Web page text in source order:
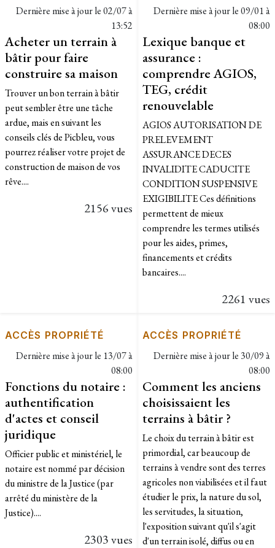
Dernière mise à jour le02/07 à
13:52
Acheter un terrain à
bâtir pour faire
construire sa maison
Trouver un bon terrain à bâtir
peut sembler être une tâche
ardue, mais en suivant les
conseils clés de Picbleu, vous
pourrez réaliser votre projet de
construction de maison de vos
rêve....
2156 vues
Dernière mise à jour le09/01 à
08:00
Lexique banque et
assurance :
comprendre AGIOS,
TEG, crédit
renouvelable
AGIOS AUTORISATION DE
PRELEVEMENT
ASSURANCE DECES
INVALIDITE CADUCITE
CONDITION SUSPENSIVE
EXIGIBILITE Ces définitions
permettent de mieux
comprendre les termes utilisés
pour les aides, primes,
financements et crédits
bancaires....
2261 vues
ACCÈS PROPRIÉTÉ
Dernière mise à jour le 13/07 à
08:00
Fonctions du notaire :
authentification
d'actes et conseil
juridique
Officier public et ministériel, le
notaire est nommé par décision
du ministre de la Justice (par
arrêté du ministère de la
Justice)....
2303 vues
ACCÈS PROPRIÉTÉ
Dernière mise à jour le 30/09 à
08:00
Comment les anciens
choisissaient les
terrains à bâtir ?
Le choix du terrain à bâtir est
primordial, car beaucoup de
terrains à vendre sont des terres
agricoles non viabilisées et il faut
étudier le prix, la nature du sol,
les servitudes, la situation,
l'exposition suivant qu'il s'agit
d'un terrain isolé, diffus ou en